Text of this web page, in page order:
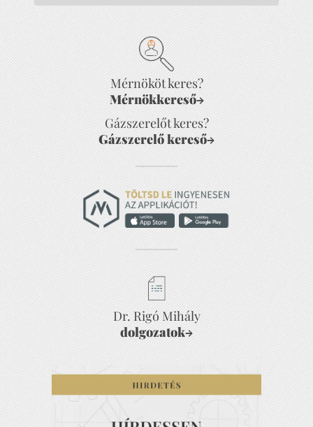
Mérnököt keres?
Mérnökkereső→
Gázszerelőt keres?
Gázszerelő kereső→
Dr. Rigó Mihály
dolgozatok→